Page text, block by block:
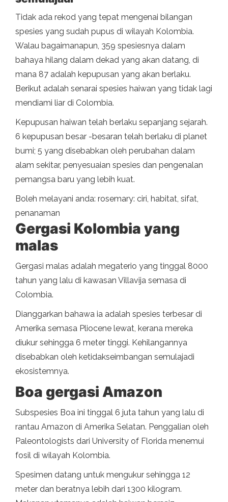
Tidak ada rekod yang tepat mengenai bilangan
spesies yang sudah pupus di wilayah Kolombia.
Walau bagaimanapun, 359 spesiesnya dalam
bahaya hilang dalam dekad yang akan datang, di
mana 87 adalah kepupusan yang akan berlaku.
Berikut adalah senarai spesies haiwan yang tidak lagi
mendiami liar di Colombia.
Kepupusan haiwan telah berlaku sepanjang sejarah.
6 kepupusan besar -besaran telah berlaku di planet
bumi; 5 yang disebabkan oleh perubahan dalam
alam sekitar, penyesuaian spesies dan pengenalan
pemangsa baru yang lebih kuat.
Boleh melayani anda: rosemary: ciri, habitat, sifat,
penanaman
Gergasi Kolombia yang
malas
Gergasi malas adalah megaterio yang tinggal 8000
tahun yang lalu di kawasan Villavija semasa di
Colombia.
Dianggarkan bahawa ia adalah spesies terbesar di
Amerika semasa Pliocene lewat, kerana mereka
diukur sehingga 6 meter tinggi. Kehilangannya
disebabkan oleh ketidakseimbangan semulajadi
ekosistemnya.
Boa gergasi Amazon
Subspesies Boa ini tinggal 6 juta tahun yang lalu di
rantau Amazon di Amerika Selatan. Penggalian oleh
Paleontologists dari University of Florida menemui
fosil di wilayah Kolombia.
Spesimen datang untuk mengukur sehingga 12
meter dan beratnya lebih dari 1300 kilogram.